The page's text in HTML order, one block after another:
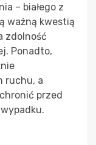
– białego z
ważną kwestią
zdolność
Ponadto,
ruchu, a
przed